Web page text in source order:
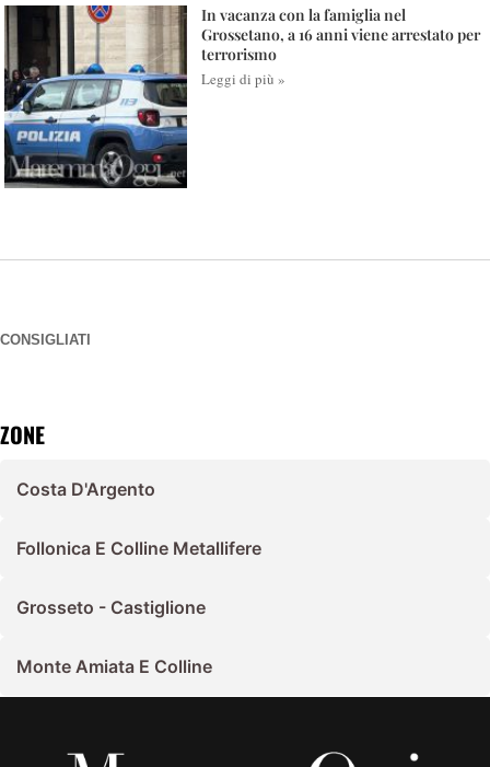
In vacanza con la famiglia nel
Grossetano, a 16 anni viene arrestato per
terrorismo
Leggi di più »
CONSIGLIATI
ZONE
Costa D'Argento
Follonica E Colline Metallifere
Grosseto - Castiglione
Monte Amiata E Colline